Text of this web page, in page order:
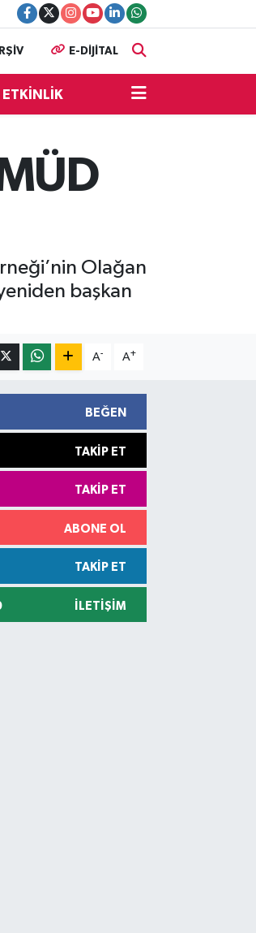
E-DİJİTAL
ETKİNLİK
Olağan
başkan
A- A+
BEĞEN
TAKIP ET
TAKIP ET
ABONE OL
TAKIP ET
İLETIŞIM